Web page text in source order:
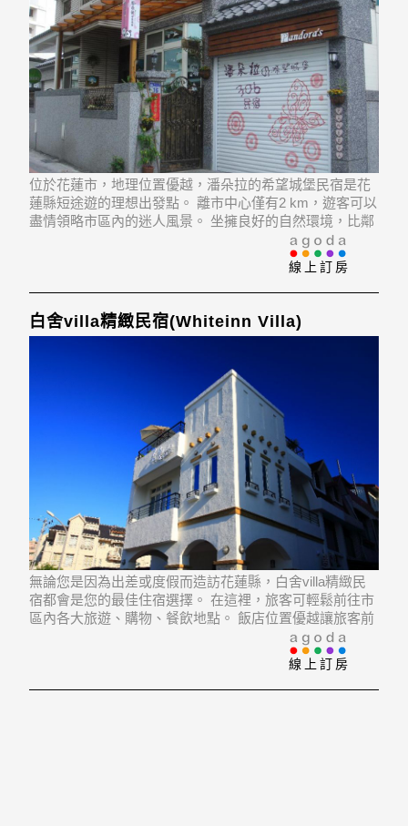
位於花蓮市，地理位置優越，潘朵拉的希望城堡民宿是花
蓮縣短途遊的理想出發點。 離市中心僅有2 km，遊客可以
盡情領略市區內的迷人風景。 坐擁良好的自然環境，比鄰
O'rip Hualien, Holy Temple, Meilun Riverside Japanese-
線上訂房
白舍villa精緻民宿(Whiteinn Villa)
無論您是因為出差或度假而造訪花蓮縣，白舍villa精緻民
宿都會是您的最佳住宿選擇。 在這裡，旅客可輕鬆前往市
區內各大旅遊、購物、餐飲地點。 飯店位置優越讓旅客前
線上訂房